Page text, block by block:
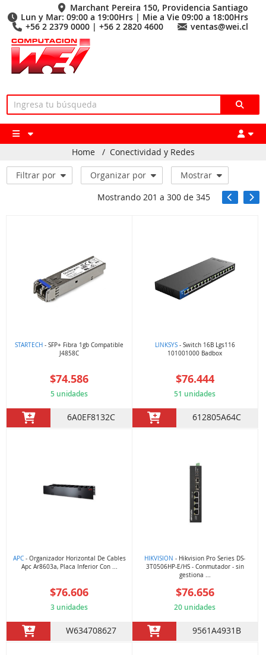
Marchant Pereira 150, Providencia Santiago
Lun y Mar: 09:00 a 19:00Hrs | Mie a Vie 09:00 a 18:00Hrs
+56 2 2379 0000 | +56 2 2820 4600
ventas@wei.cl
Home / Conectividad y Redes
Filtrar por Organizar por
Mostrar
Mostrando 201 a 300de 345
STARTECH - SFP+ Fibra 1gb Compatible
J4858C
$74.586
5 unidades
6A0EF8132C
LINKSYS- Switch 16B Lgs116
101001000 Badbox
$76.444
51 unidades
612805A64C
APC- Organizador Horizontal De Cables
Apc Ar8603a, Placa Inferior Con ...
$76.606
3 unidades
W634708627
HIKVISION - Hikvision Pro Series DS-
3T0506HP-E/HS - Conmutador - sin
gestiona ...
$76.656
20 unidades
9561A4931B